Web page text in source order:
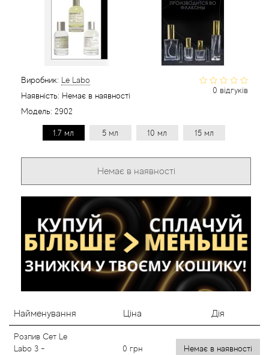
0 відгуків
Виробник: Le Labo
Наявність: Немає в наявності
Модель: 2902
1.7 мл 5 мл 10 мл 15 мл
Немає в наявності
Найменування Ціна Дія
Розпив Сет Le
Labo 3 -
0 грн Немає в наявності